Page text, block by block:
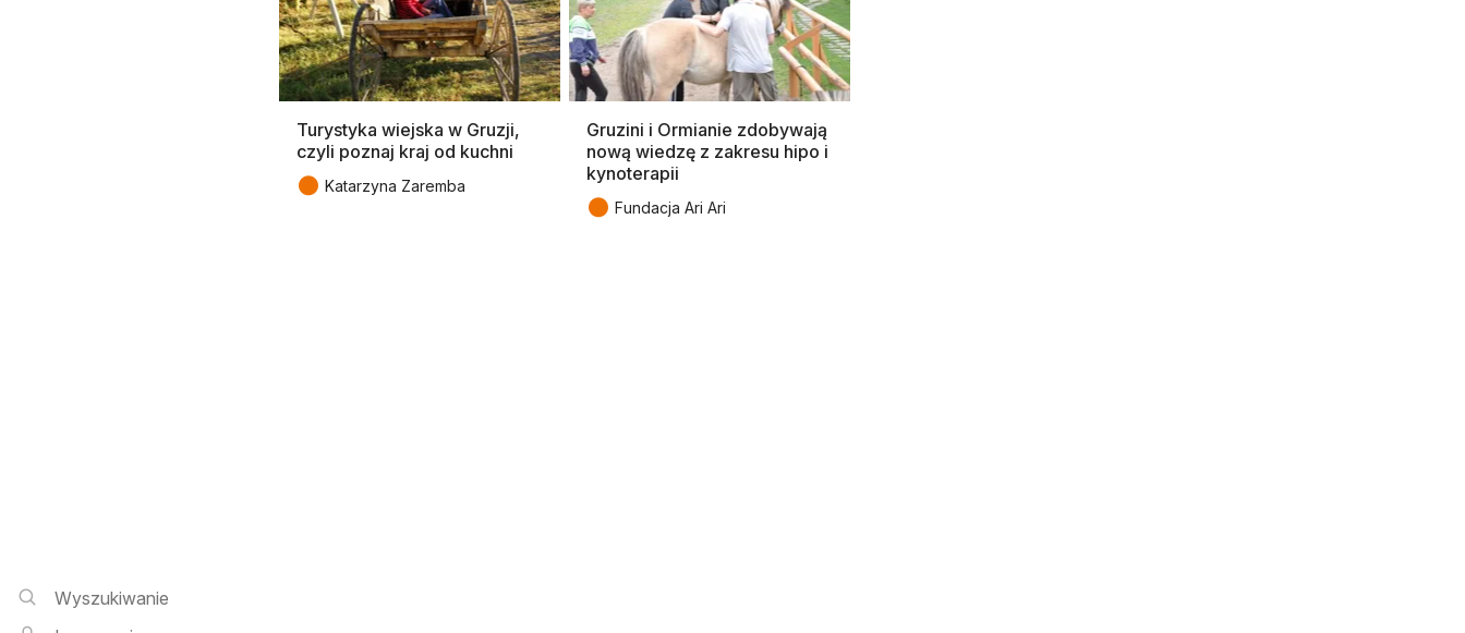
Wyszukiwarka i logowanie
Wyszukiwanie
Turystyka wiejska w Gruzji,
czyli poznaj kraj od kuchni
● Katarzyna Zaremba
Gruzini i Ormianie zdobywają
nową wiedzę z zakresu hipo i
kynoterapii
● Fundacja Ari Ari